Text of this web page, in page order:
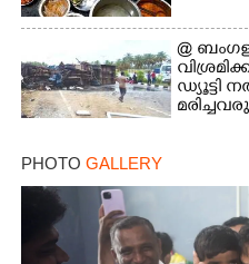
@
ഡ്യൂട്ടി
PHOTO GALLERY